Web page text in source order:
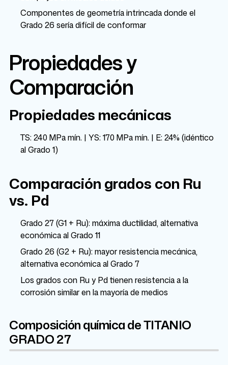
Componentes de geometría intrincada donde el
Grado 26 sería difícil de conformar
Propiedades y
Comparación
Propiedades mecánicas
TS: 240 MPa mín. | YS: 170 MPa mín. | E: 24% (idéntico
al Grado 1)
Comparación grados con Ru
vs. Pd
Grado 27 (G1 + Ru): máxima ductilidad, alternativa
económica al Grado 11
Grado 26 (G2 + Ru): mayor resistencia mecánica,
alternativa económica al Grado 7
Los grados con Ru y Pd tienen resistencia a la
corrosión similar en la mayoría de medios
Composición química de TITANIO
GRADO 27